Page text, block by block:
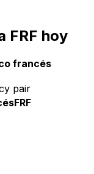
FRF hoy
francés
pair
FRF